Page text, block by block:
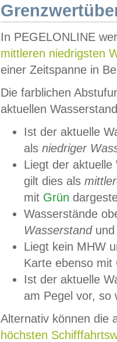
In PEGELONLINE
mittleren niedrigsten
einer Zeitspanne in
Die farblichen
aktuellen
Ist der aktuelle
als niedriger
Liegt der
gilt dies als
mit Grün
Wasserstände
Wasserstandund
Liegt kein MHW
Karte ebenso mit
Ist der aktuelle
am Pegel vor,
Alternativ können die
höchsten